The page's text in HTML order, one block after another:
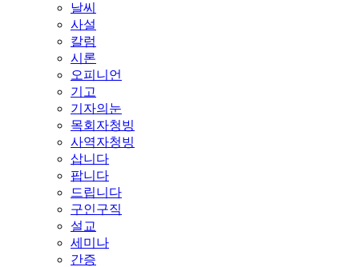
날씨
사설
칼럼
시론
오피니언
기고
기자의눈
목회자청빙
사역자청빙
삽니다
팝니다
드립니다
구인구직
설교
세미나
간증